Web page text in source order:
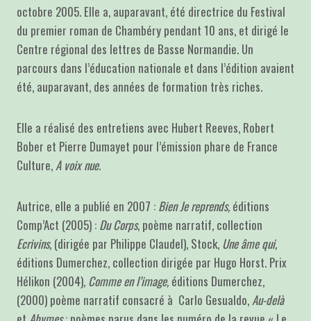
octobre 2005. Elle a, auparavant, été directrice du Festival
du premier roman de Chambéry pendant 10 ans, et dirigé le
Centre régional des lettres de Basse Normandie. Un
parcours dans l’éducation nationale et dans l’édition avaient
été, auparavant, des années de formation très riches.
Elle a réalisé des entretiens avec Hubert Reeves, Robert
Bober et Pierre Dumayet pour l’émission phare de France
Culture, A voix nue.
Autrice, elle a publié en 2007 : Bien Je reprends, éditions
Comp’Act (2005) : Du Corps, poème narratif, collection
Ecrivins, (dirigée par Philippe Claudel), Stock, Une âme qui,
éditions Dumerchez, collection dirigée par Hugo Horst. Prix
Hélikon (2004), Comme en l’image,éditions Dumerchez,
(2000) poème narratif consacré à Carlo Gesualdo, Au-delà